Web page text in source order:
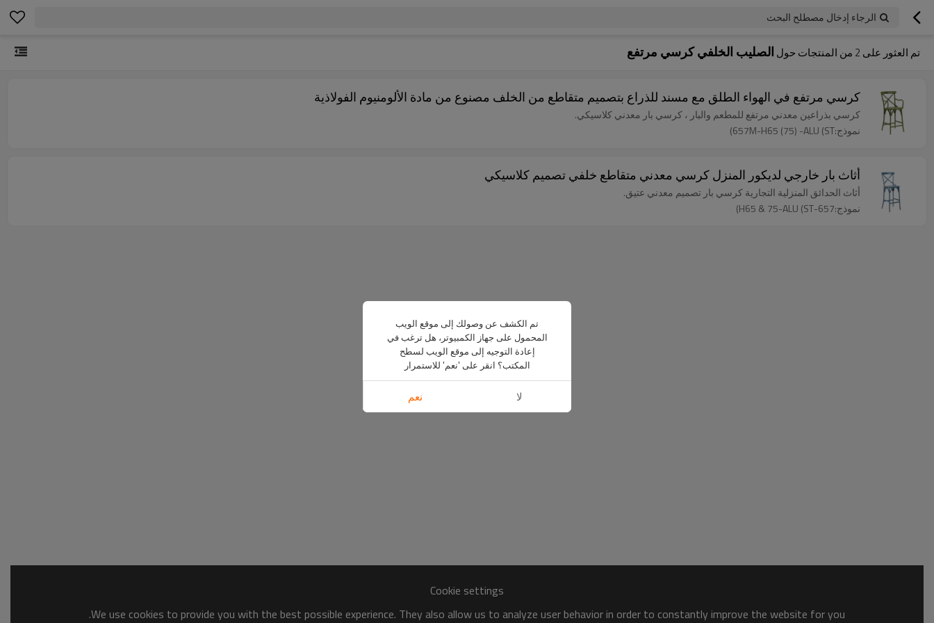
الرجاء إدخال مصطلح البحث
تم العثور على 2 من المنتجات حول الصليب الخلفي كرسي مرتفع
كرسي مرتفع في الهواء الطلق مع مسند للذراع بتصميم متقاطع من الخلف مصنوع من مادة الألومنيوم الفولاذية
كرسي بذراعين معدني مرتفع للمطعم والبار ، كرسي بار معدني كلاسيكي.
نموذج:657M-H65 (75) -ALU (ST)
أثاث بار خارجي لديكور المنزل كرسي معدني متقاطع خلفي تصميم كلاسيكي
أثاث الحدائق المنزلية التجارية كرسي بار تصميم معدني عتيق.
نموذج:657-H65 & 75-ALU (ST)
Cookie settings
We use cookies to provide you with the best possible experience. They also allow us to analyze user behavior in order to constantly improve the website for you.
تم الكشف عن وصولك إلى موقع الويب
المحمول على جهاز الكمبيوتر، هل ترغب في
إعادة التوجيه إلى موقع الويب لسطح
المكتب؟ انقر على 'نعم' للاستمرار
لا نعم